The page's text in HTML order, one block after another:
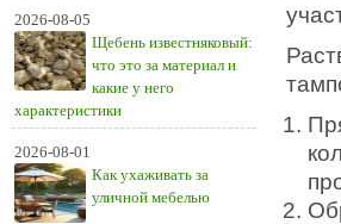
2026-08-05
Щебень известняковый:
что это за материал и
какие у него
характеристики
2026-08-01
Как ухаживать за
уличной мебелью